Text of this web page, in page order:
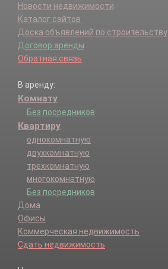
Новости недвижимости
Каталог сайтов
Доска объявлений по строительству
Договор аренды
Обратная связь
В аренду:
Комнату
Без посредников
Квартиру
однокомнатную
двухкомнатную
трехкомнатную
многокомнатную
Без посредников
Дома
Офисы
Коммерческая недвижимость
Сдать недвижимость